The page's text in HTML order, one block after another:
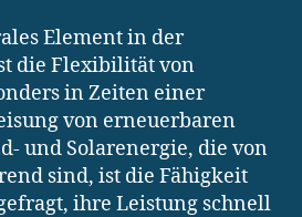
Element in der
die Flexibilität von
in Zeiten einer
von erneuerbaren
und Solarenergie, die von
sind, ist die Fähigkeit
ihre Leistung schnell